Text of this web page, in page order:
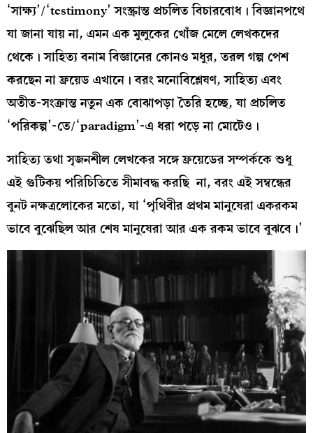
‘সাক্ষ্য’/‘testimony’ সংস্ক্রান্ত প্রচলিত বিচারবোধ। বিজ্ঞানপথে
যা জানা যায় না, এমন এক মুলুকের খোঁজ মেলে লেখকদের
থেকে। সাহিত্য বনাম বিজ্ঞানের কোনও মধুর, তরল গল্প পেশ
করছেন না ফ্রয়েড এখানে। বরং মনোবিশ্লেষণ, সাহিত্য এবং
অতীত-সংক্রান্ত নতুন এক বোঝাপড়া তৈরি হচ্ছে, যা প্রচলিত
‘পরিকল্প’-তে/‘paradigm’-এ ধরা পড়ে না মোটেও।
সাহিত্য তথা সৃজনশীল লেখকের সঙ্গে ফ্রয়েডের সম্পর্ককে শুধু
এই গুটিকয় পরিচিতিতে সীমাবদ্ধ করছি না, বরং এই সম্বন্ধের
বুনট নক্ষত্রলোকের মতো, যা ‘পৃথিবীর প্রথম মানুষেরা একরকম
ভাবে বুঝেছিল আর শেষ মানুষেরা আর এক রকম ভাবে বুঝবে।’